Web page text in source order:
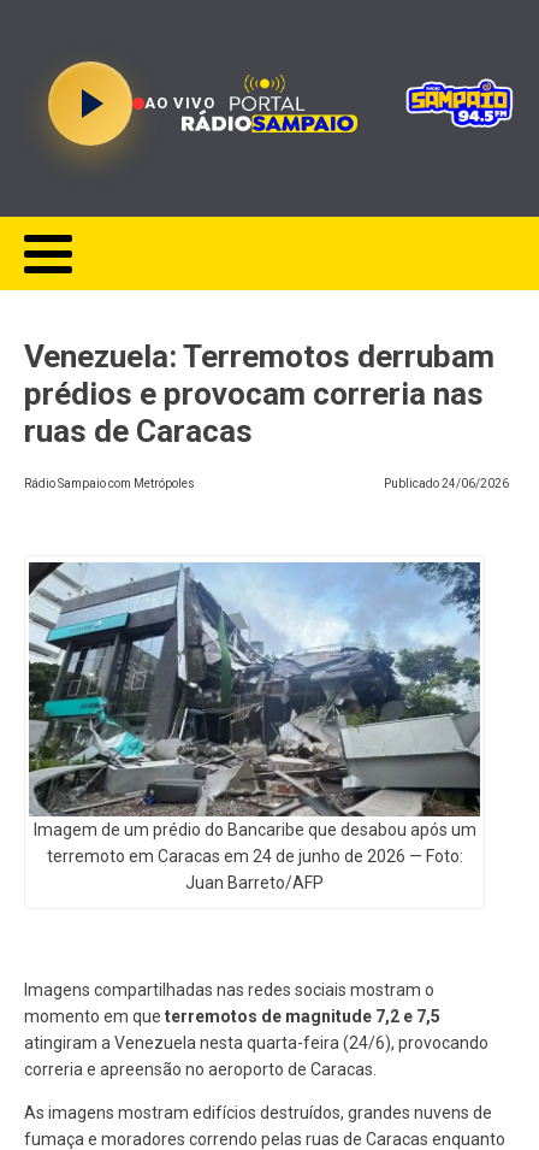
AO VIVO
Venezuela: Terremotos derrubam
prédios e provocam correria nas
ruas de Caracas
Rádio Sampaio com Metrópoles Publicado24/06/2026
Imagem de um prédio do Bancaribe que desabou após um
terremoto em Caracas em 24 de junho de 2026 — Foto:
Juan Barreto/AFP
Imagens compartilhadas nas redes sociais mostram o
momento em que terremotos de magnitude 7,2 e 7,5
atingiram a Venezuela nesta quarta-feira (24/6), provocando
correria e apreensão no aeroporto de Caracas.
As imagens mostram edifícios destruídos, grandes nuvens de
fumaça e moradores correndo pelas ruas de Caracas enquanto